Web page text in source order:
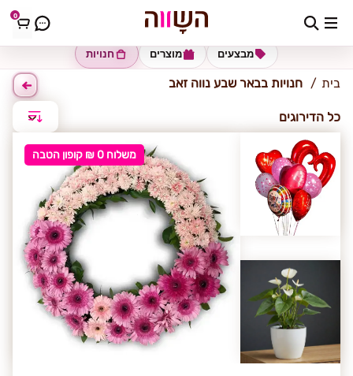
0 באר שבע-נווה זאב
חנויות מוצרים מבצעים
בית חנויות בבאר שבע נווה זאב
כל הדירוגים
משלוח 0 ₪ קופון הטבה